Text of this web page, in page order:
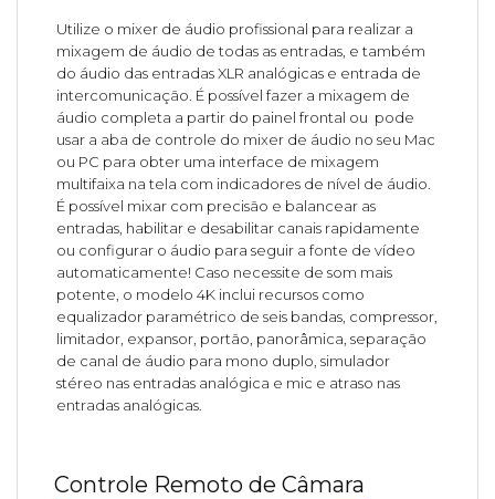
Utilize o mixer de áudio profissional para realizar a
mixagem de áudio de todas as entradas, e também
do áudio das entradas XLR analógicas e entrada de
intercomunicação. É possível fazer a mixagem de
áudio completa a partir do painel frontal ou pode
usar a aba de controle do mixer de áudio no seu Mac
ou PC para obter uma interface de mixagem
multifaixa na tela com indicadores de nível de áudio.
É possível mixar com precisão e balancear as
entradas, habilitar e desabilitar canais rapidamente
ou configurar o áudio para seguir a fonte de vídeo
automaticamente! Caso necessite de som mais
potente, o modelo 4K inclui recursos como
equalizador paramétrico de seis bandas, compressor,
limitador, expansor, portão, panorâmica, separação
de canal de áudio para mono duplo, simulador
stéreo nas entradas analógica e mic e atraso nas
entradas analógicas.
Controle Remoto de Câmara